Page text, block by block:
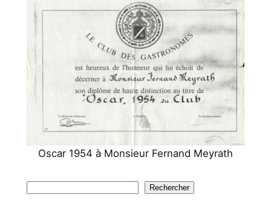
Oscar 1954 à Monsieur Fernand Meyrath
Rechercher